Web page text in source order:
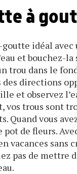
à
idéal
et bouchez-
trou dans le
directions
et observez
vos trous sont
Quand vous
de fleurs.
vacances sans
pas de mettre